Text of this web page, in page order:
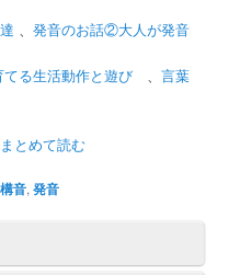
、発音のお話②大人が発音
る生活動作と遊び 、言葉
とめて読む
構音,発音